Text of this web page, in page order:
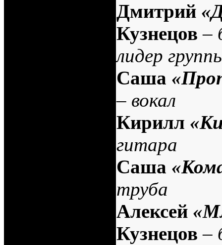
Дмитрий
Кузнецов –
лидер
Саша
– вокал
Кирилл
гитара
Саша
труба
Алексей
Кузнецов –